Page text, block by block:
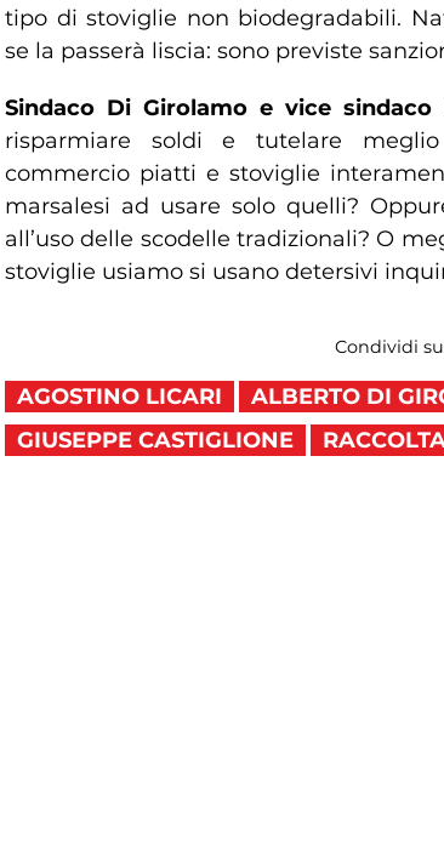
tipo di stoviglie non biodegradabili.
se la passerà liscia: sono previste
Sindaco Di Girolamo e vice sindaco
risparmiare soldi e tutelare
commercio piatti e stoviglie
marsalesi ad usare solo quelli?
all’uso delle scodelle tradizionali? O
stoviglie usiamo si usano detersivi
Condividi
AGOSTINO LICARI
ALBERTO DI
GIUSEPPE CASTIGLIONE